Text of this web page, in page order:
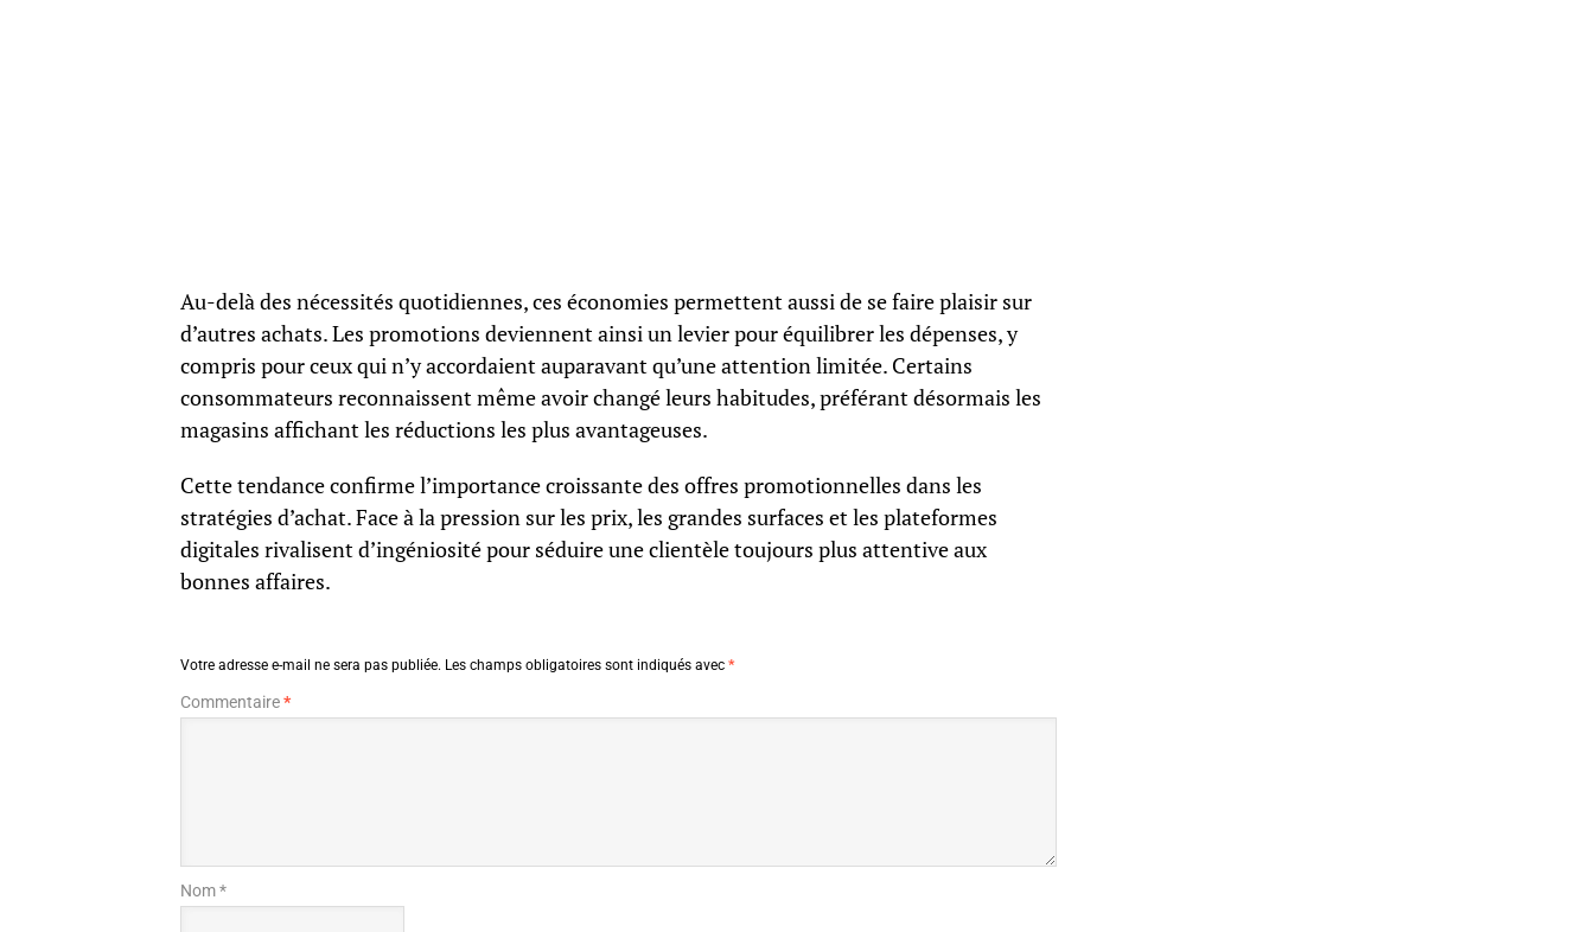
Au-delà des nécessités quotidiennes, ces économies permettent aussi de se faire plaisir sur
d’autres achats. Les promotions deviennent ainsi un levier pour équilibrer les dépenses, y
compris pour ceux qui n’y accordaient auparavant qu’une attention limitée. Certains
consommateurs reconnaissent même avoir changé leurs habitudes, préférant désormais les
magasins affichant les réductions les plus avantageuses.
Cette tendance confirme l’importance croissante des offres promotionnelles dans les
stratégies d’achat. Face à la pression sur les prix, les grandes surfaces et les plateformes
digitales rivalisent d’ingéniosité pour séduire une clientèle toujours plus attentive aux
bonnes affaires.
Votre adresse e-mail ne sera pas publiée. Les champs obligatoires sont indiqués avec *
Commentaire*
Nom *